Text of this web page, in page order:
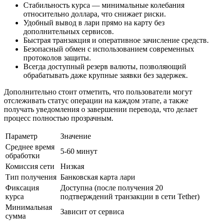
Стабильность курса — минимальные колебания
относительно доллара, что снижает риски.
Удобный вывод в лари прямо на карту без
дополнительных сервисов.
Быстрая транзакция и оперативное зачисление средств.
Безопасный обмен с использованием современных
протоколов защиты.
Всегда доступный резерв валюты, позволяющий
обрабатывать даже крупные заявки без задержек.
Дополнительно стоит отметить, что пользователи могут
отслеживать статус операции на каждом этапе, а также
получать уведомления о завершении перевода, что делает
процесс полностью прозрачным.
Параметр
Значение
Среднее время
обработки
5-60 минут
Комиссия сети
Низкая
Тип получения Банковская карта лари
Фиксация
курса
Доступна (после получения 20
подтверждений транзакции в сети Tether)
Минимальная
сумма
Зависит от сервиса